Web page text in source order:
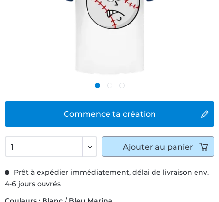
Commence ta création
Prêt à expédier immédiatement, délai de livraison env.
4-6 jours ouvrés
Ajouter au panier